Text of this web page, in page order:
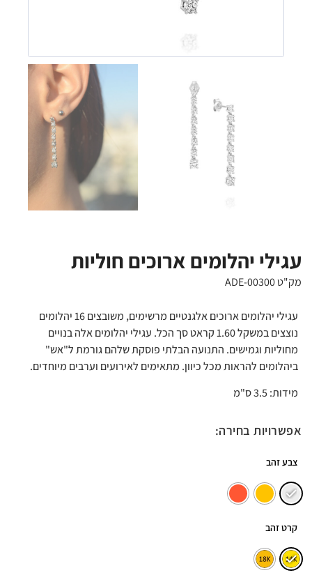
עגילי יהלומים ארוכים חוליות
מק"ט ADE-00300
עגילי יהלומים ארוכים אלגנטיים מרשימים, משובצים 16 יהלומים
נוצצים במשקל 1.60 קראט סך הכל. עגילי יהלומים אלה בנויים
מחוליות וגמישים. התנועה הבלתי פוסקת שלהם גורמת ל"אש"
ביהלומים להראות מכל כיוון. מתאימים לאירועים וערבים מיוחדים.
מידות: 3.5 ס"מ
אפשרויות בחירה:
צבע זהב
קרט זהב